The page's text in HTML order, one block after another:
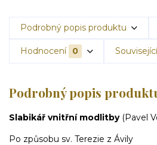
Podrobný popis produktu
Hodnocení 0
Podrobný popis
Slabikář vnitřní modlitby (Pavel
Po způsobu sv. Terezie z Ávily